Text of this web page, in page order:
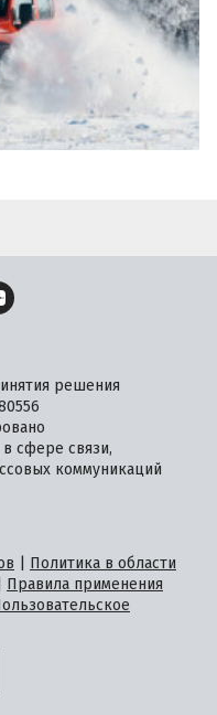
решения
сфере связи,
коммуникаций
Политика в области
Правила применения